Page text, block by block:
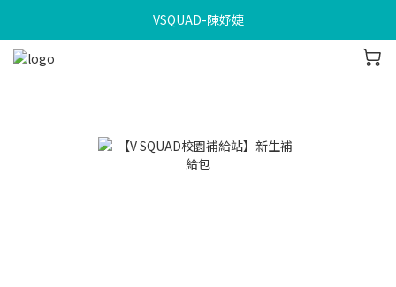
VSQUAD-陳妤婕